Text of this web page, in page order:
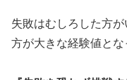
失敗はむしろした方
方が大きな経験値と